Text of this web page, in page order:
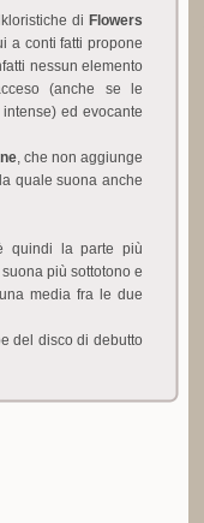
di Flowers
a conti fatti propone
nessun elemento
(anche se le
ed evocante
, che non aggiunge
quale suona anche
quindi la parte più
più sottotono e
media fra le due
del disco di debutto